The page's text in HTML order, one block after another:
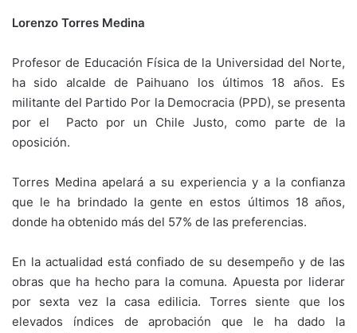
Lorenzo Torres Medina
Profesor de Educación Física de la Universidad del Norte,
ha sido alcalde de Paihuano los últimos 18 años. Es
militante del Partido Por la Democracia (PPD), se presenta
por el Pacto por un Chile Justo, como parte de la
oposición.
Torres Medina apelará a su experiencia y a la confianza
que le ha brindado la gente en estos últimos 18 años,
donde ha obtenido más del 57% de las preferencias.
En la actualidad está confiado de su desempeño y de las
obras que ha hecho para la comuna. Apuesta por liderar
por sexta vez la casa edilicia. Torres siente que los
elevados índices de aprobación que le ha dado la